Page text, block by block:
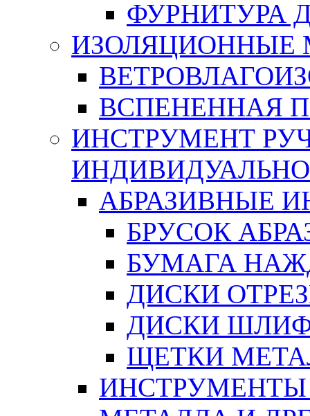
ФУРНИТУРА
ИЗОЛЯЦИОННЫЕ
ВСПЕНЕННАЯ
ИНСТРУМЕНТ
АБРАЗИВНЫЕ
БРУСОК
БУМАГА
ДИСКИ
ДИСКИ
ЩЕТКИ
ИНСТРУМЕНТЫ